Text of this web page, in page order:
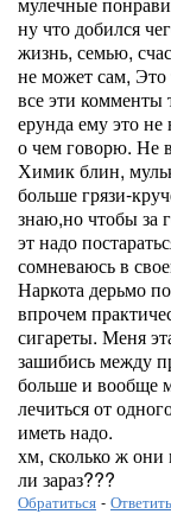
ну что добился
жизнь, семью,
не может сам, Это
все эти
ерунда ему это
о чем говорю. Не
Химик блин,
больше грязи-
знаю,но чтобы за
эт надо
сомневаюсь в
Наркота дерьмо
впрочем
сигареты. Меня
зашибись между
больше и вообще
лечиться от
иметь надо.
хм, сколько ж они
ли зараз???
Обратиться - Ответить